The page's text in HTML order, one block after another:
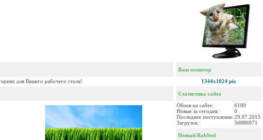
для Вашего рабочего стола!
Ваш монитор
1344x1024 pix
Статистика сайта
Обоев на сайте:
6180
Новые за сегодня:
0
Последнее поступление:29.07.2015
Загрузок:
56886971
Новый RabStol